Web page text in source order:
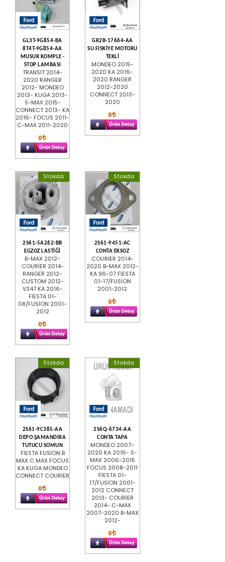
GL3T-9G854-BA
8T4T-9G854-AA
MUSUR KOMPLE -
STOP LAMBASI
TRANSİT 2014-
2020 RANGER
2012- MONDEO
2013- KUGA 2013-
S-MAX 2015-
CONNECT 2013- KA
2016- FOCUS 2011-
C-MAX 2011-2020
0
GR2B-17664-AA
SU FISKİYE MOTORU
TEKLİ
MONDEO 2015-
2020 KA 2016-
2020 RANGER
2012-2020
CONNECT 2013-
2020
0
Stokda
2S61-5A262-BB
EGZOZ LASTİĞİ
B-MAX 2012-
COURİER 2014-
RANGER 2012-
CUSTOM 2012-
V347 KA 2016-
FİESTA 01-
08/FUSİON 2001-
2012
0
Stokda
2S61-9451-AC
CONTA EKSOZ
COURIER 2014-
2020 B-MAX 2012-
KA 96-07 FİESTA
01-17/FUSİON
2001-2012
0
Stokda
2S61-9C385-AA
DEPO ŞAMANDIRA
TUTUCU SOMUN
FİESTA FUSİON B
MAX C MAX FOCUS
KA KUGA MONDEO
CONNECT COURİER
0
Stokda
2S6Q-6734-AA
CONTA TAPA
MONDEO 2007-
2020 KA 2016- S-
MAX 2006-2015
FOCUS 2008-2011
FİESTA 01-
17/FUSİON 2001-
2012 CONNECT
2013- COURİER
2014- C-MAX
2007-2020 B-MAX
2012-
0